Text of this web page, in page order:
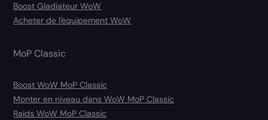
Boost Gladiateur WoW
Acheter de l'équipement WoW
MoP Classic
Boost WoW MoP Classic
Monter en niveau dans WoW MoP Classic
Raids WoW MoP Classic